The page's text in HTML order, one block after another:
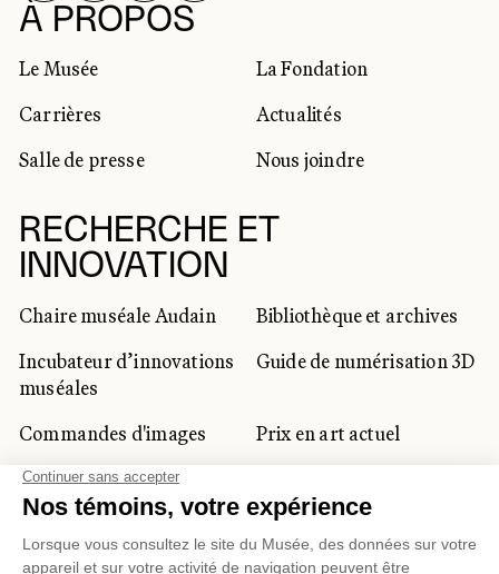
À PROPOS
Le Musée
La Fondation
Carrières
Actualités
Salle de presse
Nous joindre
RECHERCHE ET
INNOVATION
Chaire muséale Audain
Bibliothèque et archives
Incubateur d’innovations
muséales
Guide de numérisation 3D
Commandes d'images
Prix en art actuel
Prix Lynne-Cohen
CLIENTÈLE CORPORATIVE
RÉSEAUX SOCIAUX